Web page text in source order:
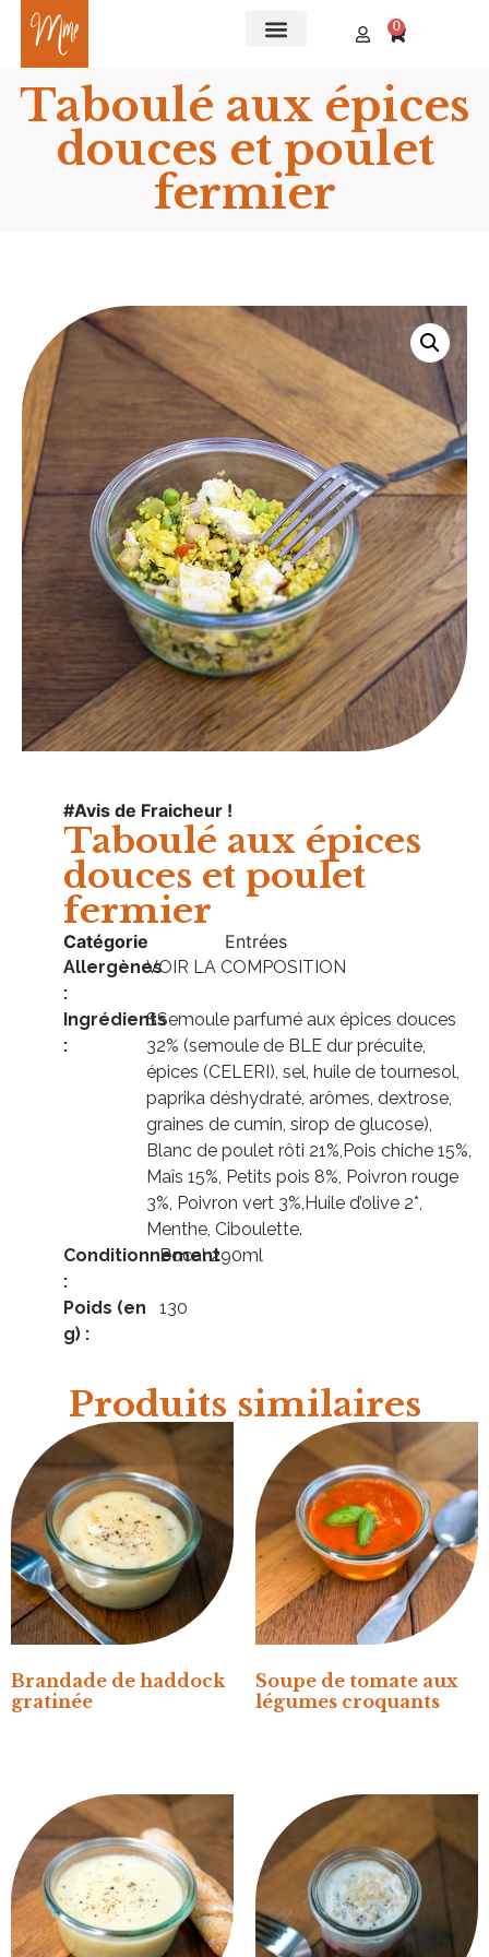
0
Taboulé aux épices
douces et poulet
fermier
#Avis de Fraicheur !
Taboulé aux épices
douces et poulet
fermier
Catégorie Entrées
Allergènes
:
VOIR LA COMPOSITION
Ingrédients
:
SSemoule parfumé aux épices douces
32% (semoule de BLE dur précuite,
épices (CELERI), sel, huile de tournesol,
paprika déshydraté, arômes, dextrose,
graines de cumin, sirop de glucose),
Blanc de poulet rôti 21%,Pois chiche 15%,
Maîs 15%, Petits pois 8%, Poivron rouge
3%, Poivron vert 3%,Huile d’olive 2*,
Menthe, Ciboulette.
Conditionnement
:
Bocal 290ml
Poids (en
g) :
130
Produits similaires
Brandade de haddock
gratinée
Soupe de tomate aux
légumes croquants